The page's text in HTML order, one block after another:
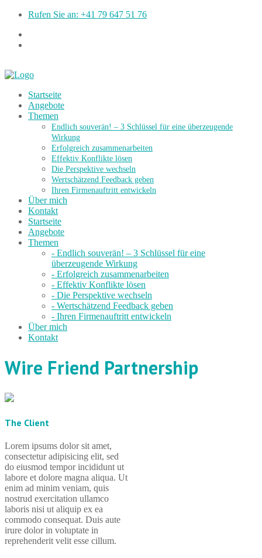
Rufen Sie an: +41 79 647 51 76
Startseite
Angebote
Themen
Endlich souverän! – 3 Schlüssel für eine überzeugende
Wirkung
Erfolgreich zusammenarbeiten
Effektiv Konflikte lösen
Die Perspektive wechseln
Wertschätzend Feedback geben
Ihren Firmenauftritt entwickeln
Über mich
Kontakt
Startseite
Angebote
Themen
- Endlich souverän! – 3 Schlüssel für eine
überzeugende Wirkung
- Erfolgreich zusammenarbeiten
- Effektiv Konflikte lösen
- Die Perspektive wechseln
- Wertschätzend Feedback geben
- Ihren Firmenauftritt entwickeln
Über mich
Kontakt
Wire Friend Partnership
The Client
Lorem ipsums dolor sit amet,
consectetur adipisicing elit, sed
do eiusmod tempor incididunt ut
labore et dolore magna aliqua. Ut
enim ad minim veniam, quis
nostrud exercitation ullamco
laboris nisi ut aliquip ex ea
commodo consequat. Duis aute
irure dolor in voluptate in
reprehenderit velit esse cillum.